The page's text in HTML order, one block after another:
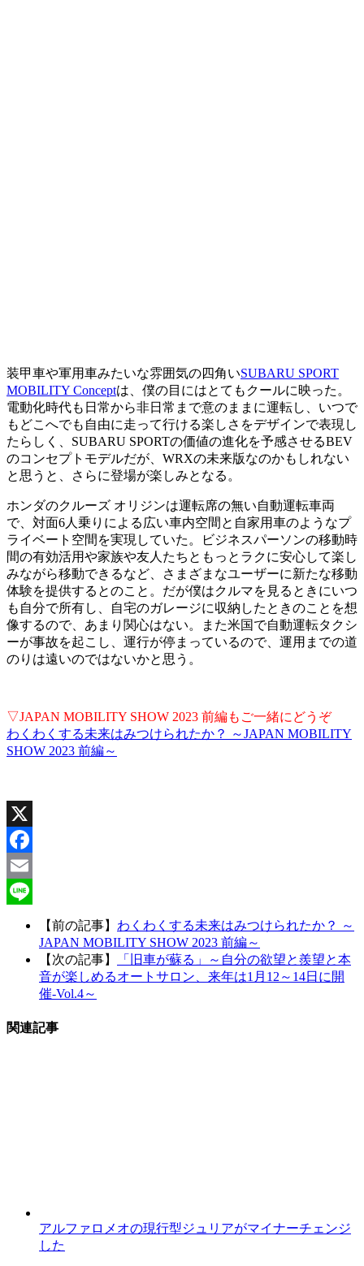
装甲車や軍用車みたいな雰囲気の四角いSUBARU SPORT
MOBILITY Conceptは、僕の目にはとてもクールに映った。
電動化時代も日常から非日常まで意のままに運転し、いつで
もどこへでも自由に走って行ける楽しさをデザインで表現し
たらしく、SUBARU SPORTの価値の進化を予感させるBEV
のコンセプトモデルだが、WRXの未来版なのかもしれない
と思うと、さらに登場が楽しみとなる。
ホンダのクルーズ オリジンは運転席の無い自動運転車両
で、対面6人乗りによる広い車内空間と自家用車のようなプ
ライベート空間を実現していた。ビジネスパーソンの移動時
間の有効活用や家族や友人たちともっとラクに安心して楽し
みながら移動できるなど、さまざまなユーザーに新たな移動
体験を提供するとのこと。だが僕はクルマを見るときにいつ
も自分で所有し、自宅のガレージに収納したときのことを想
像するので、あまり関心はない。また米国で自動運転タクシ
ーが事故を起こし、運行が停まっているので、運用までの道
のりは遠いのではないかと思う。
▽JAPAN MOBILITY SHOW 2023 前編もご一緒にどうぞ
わくわくする未来はみつけられたか？ ～JAPAN MOBILITY
SHOW 2023 前編～
X
Facebook
Email
【前の記事】 わくわくする未来はみつけられたか？ ～
JAPAN MOBILITY SHOW 2023 前編～
【次の記事】
「旧車が蘇る」～自分の欲望と羨望と本
音が楽しめるオートサロン、来年は1月12～14日に開
催-Vol.4～
関連記事
アルファロメオの現行型ジュリアがマイナーチェンジ
した